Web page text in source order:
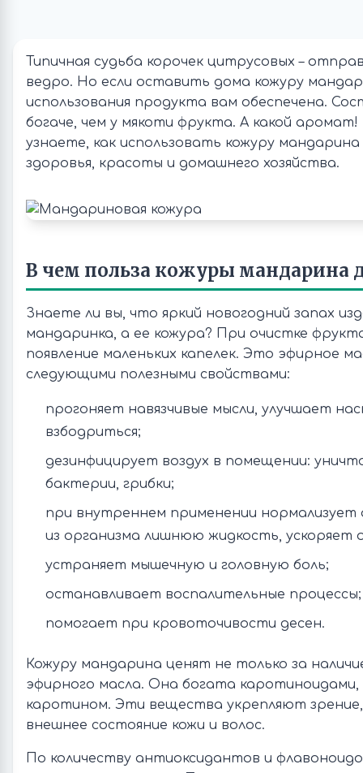
Типичная судьба корочек цитрусовых –
ведро. Но если оставить дома кожуру
использования продукта вам обеспечена.
богаче, чем у мякоти фрукта. А какой
узнаете, как использовать кожуру мандарина
здоровья, красоты и домашнего хозяйства.
В чем польза кожуры мандарина
Знаете ли вы, что яркий новогодний запах
мандаринка, а ее кожура? При очистке
появление маленьких капелек. Это эфирное
следующими полезными свойствами:
прогоняет навязчивые мысли, улучшает
взбодриться;
дезинфицирует воздух в помещении:
бактерии, грибки;
при внутреннем применении
из организма лишнюю жидкость, ускоряет
устраняет мышечную и головную боль;
останавливает воспалительные процессы;
помогает при кровоточивости десен.
Кожуру мандарина ценят не только за
эфирного масла. Она богата
каротином. Эти вещества укрепляют
внешнее состояние кожи и волос.
По количеству антиоксидантов и